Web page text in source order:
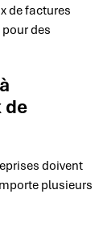
de factures
des
de
doivent
plusieurs